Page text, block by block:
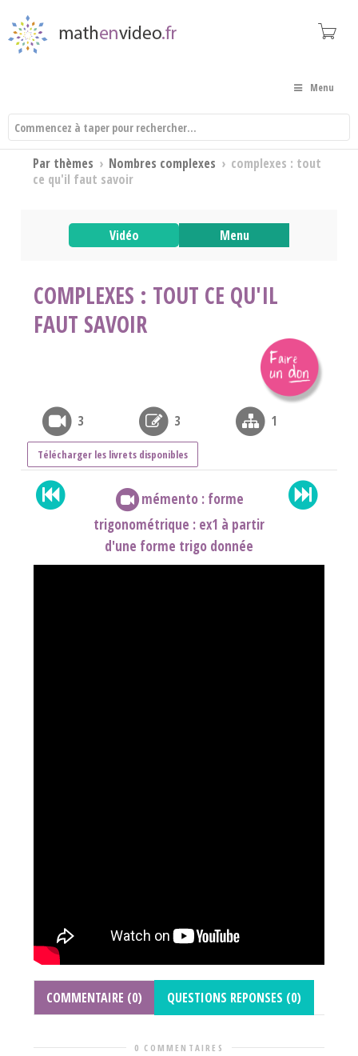
Menu
Par thèmes › Nombres complexes › complexes : tout
ce qu'il faut savoir
Vidéo Menu
COMPLEXES : TOUT CE QU'IL
FAUT SAVOIR
3 3 1
Télécharger les livrets disponibles
mémento : forme
trigonométrique : ex1 à partir
d'une forme trigo donnée
COMMENTAIRE (0) QUESTIONS REPONSES (0)
0 COMMENTAIRES